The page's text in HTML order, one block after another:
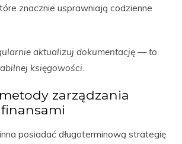
znacznie usprawniają codzienne
aktualizuj dokumentację — to
księgowości.
zarządzania
posiadać długoterminową strategię